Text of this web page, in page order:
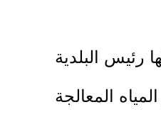
رئيس البلدية